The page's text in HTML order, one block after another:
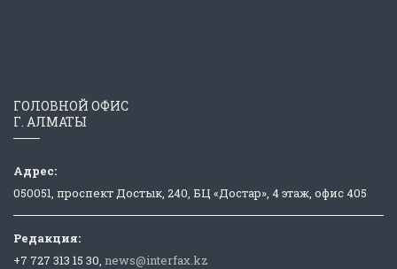
ГОЛОВНОЙ ОФИС
Г. АЛМАТЫ
Адрес:
050051, проспект Достык, 240, БЦ «Достар», 4 этаж, офис 405
Редакция:
+7 727 313 15 30, news@interfax.kz